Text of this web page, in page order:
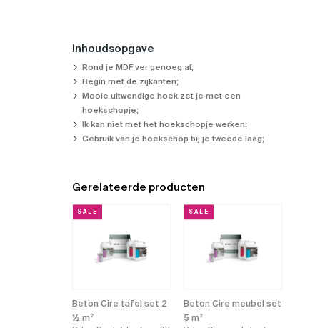
Inhoudsopgave
Rond je MDF ver genoeg af;
Begin met de zijkanten;
Mooie uitwendige hoek zet je met een
hoekschopje;
Ik kan niet met het hoekschopje werken;
Gebruik van je hoekschop bij je tweede laag;
Gerelateerde producten
SALE
Beton Cire tafel set 2
½ m²
SALE
Beton Cire meubel set
5 m²